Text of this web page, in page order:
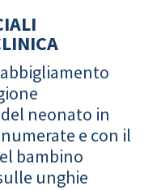
neonato in
e con il
bambino
unghie